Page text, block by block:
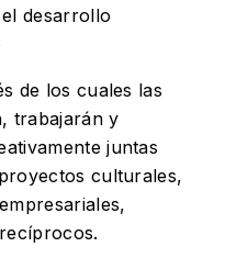
desarrollo
de los cuales las
trabajarán y
juntas
culturales,